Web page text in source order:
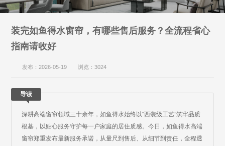
装完如鱼得水窗帘，有哪些售后服务？全流程省心
指南请收好
发布：2026-05-19 浏览：3024
导读
深耕高端窗帘领域三十余年，如鱼得水始终以“西装级工艺”筑牢品质
根基，以贴心服务守护每一户家庭的居住质感。今日，如鱼得水高端
窗帘郑重发布最新服务承诺，从量尺到售后、从细节到责任，全程透